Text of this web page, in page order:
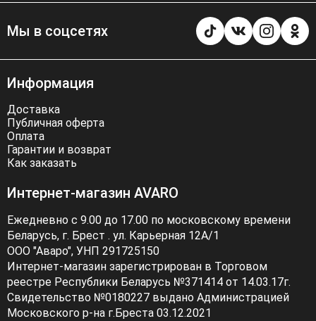
Мы в соцсетях
Информация
Доставка
Публичная оферта
Оплата
Гарантии и возврат
Как заказать
Интернет-магазин AVARO
Ежедневно с 9.00 до 17.00 по московскому времени
Беларусь, г. Брест . ул. Карьерная 12А/1
ООО "Аваро", УНП 291725150
Интернет-магазин зарегистрирован в Торговом
реестре Республики Беларусь №371414 от 14.03.17г.
Свидетельство №0180227 выдано Администрацией
Московского р-на г.Бреста 03.12.2021